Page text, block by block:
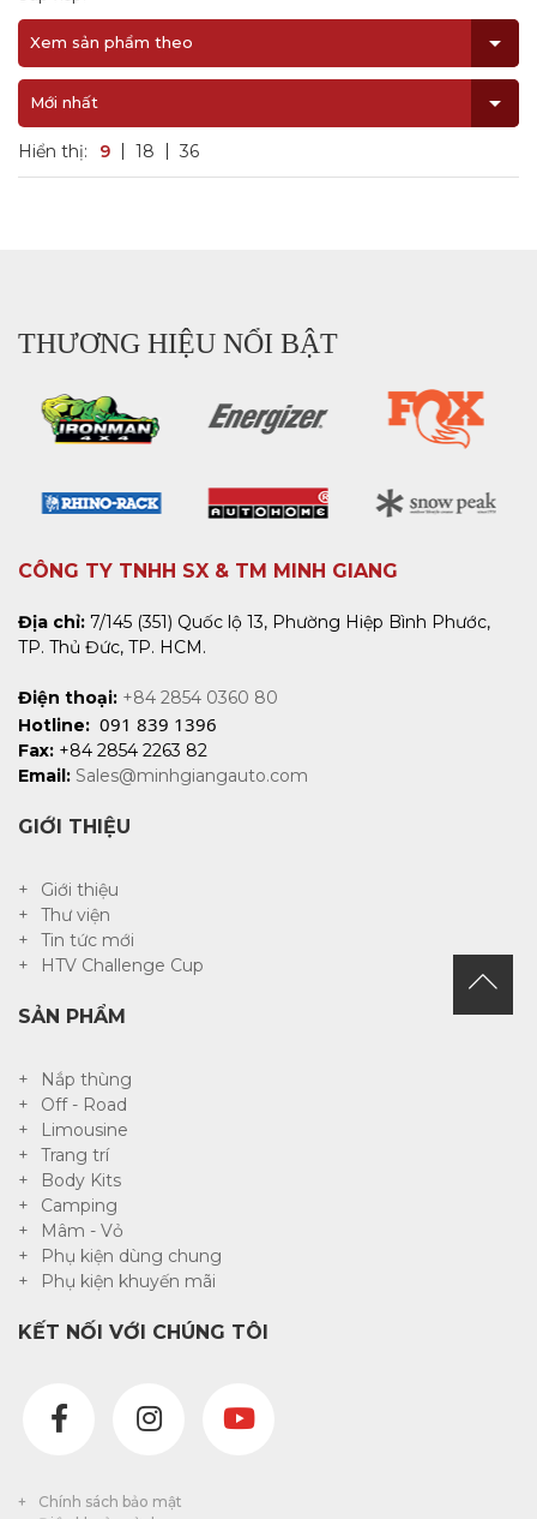
Xem sản phẩm theo
Mới nhất
Hiển thị: 9 18 36
THƯƠNG HIỆU NỔI BẬT
CÔNG TY TNHH SX & TM MINH GIANG
Địa chỉ: 7/145 (351) Quốc lộ 13, Phường Hiệp Bình Phước,
TP. Thủ Đức, TP. HCM.
Điện thoại: +84 2854 0360 80
Hotline: 091 839 1396
Fax: +84 2854 2263 82
Email: Sales@minhgiangauto.com
GIỚI THIỆU
Giới thiệu
Thư viện
Tin tức mới
HTV Challenge Cup
SẢN PHẨM
Nắp thùng
Off - Road
Limousine
Trang trí
Body Kits
Camping
Mâm - Vỏ
Phụ kiện dùng chung
Phụ kiện khuyến mãi
KẾT NỐI VỚI CHÚNG TÔI
Chính sách bảo mật